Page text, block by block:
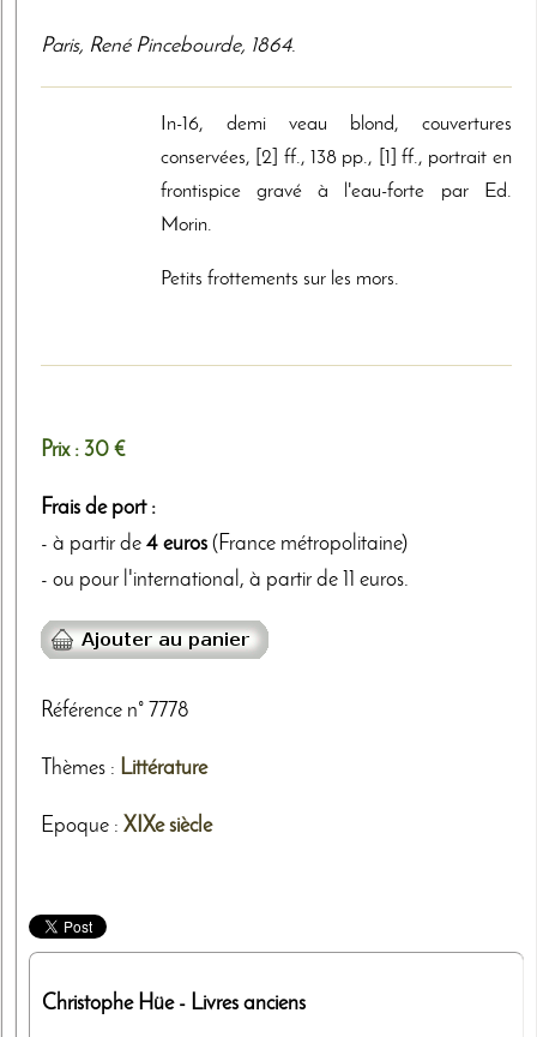
Paris, René Pincebourde, 1864.
In-16, demi veau blond, couvertures
conservées, [2] ff., 138 pp., [1] ff., portrait en
frontispice gravé à l'eau-forte par Ed.
Morin.
Petits frottements sur les mors.
Prix : 30 €
Frais de port :
- à partir de 4 euros (France métropolitaine)
- ou pour l'international, à partir de 11 euros.
Référence n° 7778
Thèmes : Littérature
Epoque : XIXe siècle
Christophe Hüe- Livres anciens